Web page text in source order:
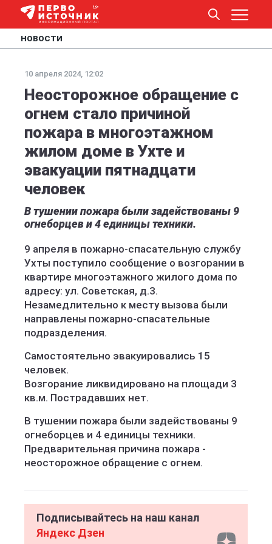
НОВОСТИ
10 апреля 2024, 12:02
Неосторожное обращение с
огнем стало причиной
пожара в многоэтажном
жилом доме в Ухте и
эвакуации пятнадцати
человек
В тушении пожара были задействованы 9
огнеборцев и 4 единицы техники.
9 апреля в пожарно-спасательную службу
Ухты поступило сообщение о возгорании в
квартире многоэтажного жилого дома по
адресу: ул. Советская, д.3.
Незамедлительно к месту вызова были
направлены пожарно-спасательные
подразделения.
Самостоятельно эвакуировались 15
человек.
Возгорание ликвидировано на площади 3
кв.м. Пострадавших нет.
В тушении пожара были задействованы 9
огнеборцев и 4 единицы техники.
Предварительная причина пожара -
неосторожное обращение с огнем.
Подписывайтесь на наш канал
Яндекс Дзен